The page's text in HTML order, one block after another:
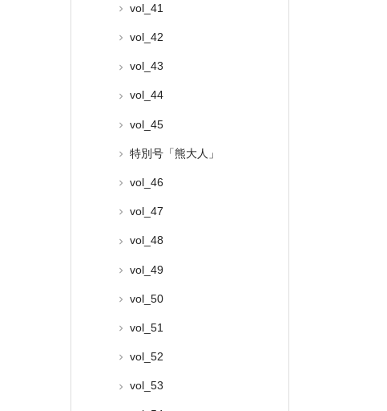
vol_41
vol_42
vol_43
vol_44
vol_45
特別号「熊大人」
vol_46
vol_47
vol_48
vol_49
vol_50
vol_51
vol_52
vol_53